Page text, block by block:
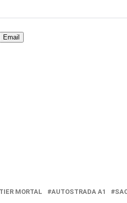
Email
MORTAL AUTOSTRADA A1